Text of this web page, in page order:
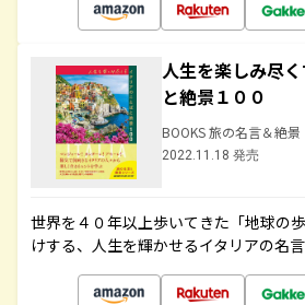
人生を楽しみ尽
と絶景１００
BOOKS 旅の名言＆絶景
2022.11.18 発売
世界を４０年以上歩いてきた「地球の
けする、人生を輝かせるイタリアの名